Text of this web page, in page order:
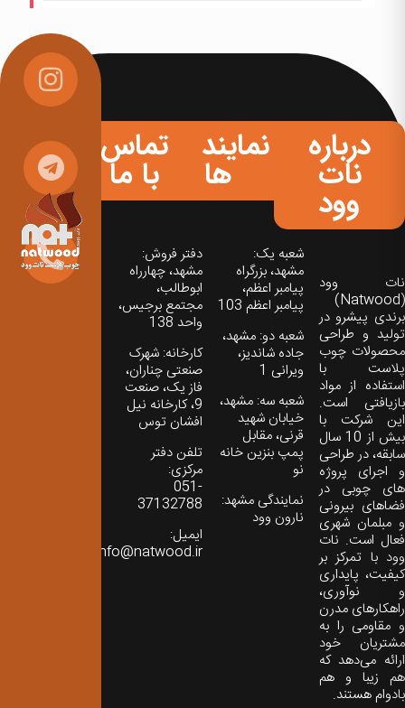
درباره
نات
وود
نات‌ وود
(Natwood)
برندی پیشرو در
تولید و طراحی
محصولات چوب
پلاست با
استفاده از مواد
بازیافتی است.
این شرکت با
بیش از 10 سال
سابقه، در طراحی
و اجرای پروژه
های چوبی در
فضاهای بیرونی
و مبلمان شهری
فعال است. نات
وود با تمرکز بر
کیفیت، پایداری
و نوآوری،
راهکارهای مدرن
و مقاومی را به
مشتریان خود
ارائه می‌دهد که
هم زیبا و هم
بادوام هستند.
نمایندگی
ها
شعبه یک:
مشهد، بزرگراه
پیامبر اعظم،
پیامبر اعظم 103
شعبه دو: مشهد،
جاده شاندیز،
ویرانی 1
شعبه سه: مشهد،
خیابان شهید
قرنی، مقابل
پمپ بنزین خانه
نو
نمایندگی مشهد:
نارون وود
تماس
با ما
دفتر فروش:
مشهد، چهارراه
ابوطالب،
مجتمع برجیس،
واحد 138
کارخانه: شهرک
صنعتی چناران،
فاز یک، صنعت
9، کارخانه نیل
افشان توس
تلفن دفتر
مرکزی:
051-
37132788
ایمیل:
info@natwood.ir